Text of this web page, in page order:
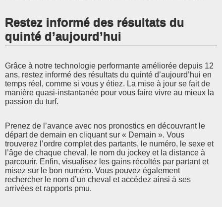
Restez informé des résultats du
quinté d’aujourd’hui
Grâce à notre technologie performante améliorée depuis 12
ans, restez informé des résultats du quinté d’aujourd’hui en
temps réel, comme si vous y étiez. La mise à jour se fait de
manière quasi-instantanée pour vous faire vivre au mieux la
passion du turf.
Prenez de l’avance avec nos pronostics en découvrant le
départ de demain en cliquant sur « Demain ». Vous
trouverez l’ordre complet des partants, le numéro, le sexe et
l’âge de chaque cheval, le nom du jockey et la distance à
parcourir. Enfin, visualisez les gains récoltés par partant et
misez sur le bon numéro. Vous pouvez également
rechercher le nom d’un cheval et accédez ainsi à ses
arrivées et rapports pmu.